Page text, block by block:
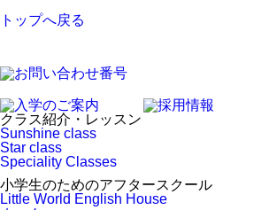
トップへ戻る
クラス紹介・レッスン
Sunshine class
Star class
Speciality Classes
小学生のためのアフタースクール
Little World English House